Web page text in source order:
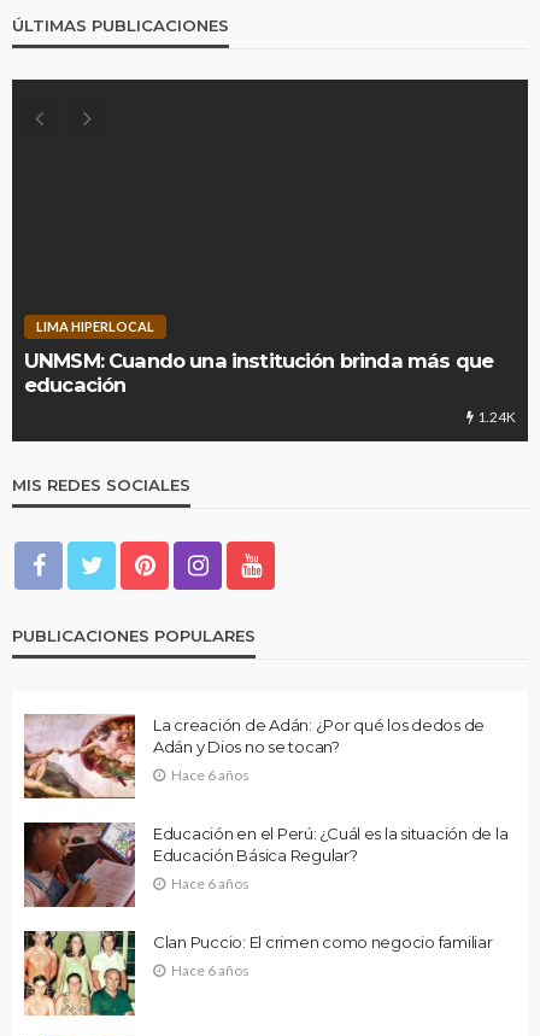
ÚLTIMAS PUBLICACIONES
LIMA HIPERLOCAL
UNMSM: Cuando una institución brinda más que
educación
1.24K
MIS REDES SOCIALES
PUBLICACIONES POPULARES
La creación de Adán: ¿Por qué los dedos de
Adán y Dios no se tocan?
Hace 6 años
Educación en el Perú: ¿Cuál es la situación de la
Educación Básica Regular?
Hace 6 años
Clan Puccio: El crimen como negocio familiar
Hace 6 años